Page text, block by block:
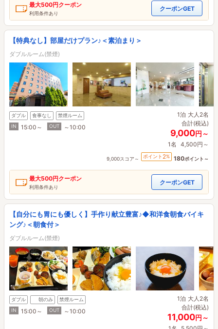
最大500円クーポン
利用条件あり
クーポンGET
【特典なし】部屋だけプラン♪＜素泊まり＞
ダブルルーム(禁煙)
ダブル 食事なし
禁煙ルーム
IN
15:00～ OUT ～10:00
1泊 大人2名
合計(税込)
9,000円～
1名 4,500円～
9,000スコア～ ポイント 2% 180ポイント～
最大500円クーポン
利用条件あり
クーポンGET
【自分にも胃にも優しく】手作り献立豊富♪◆和洋食朝食バイキ
ング♪＜朝食付＞
ダブルルーム(禁煙)
ダブル 朝のみ
禁煙ルーム
IN
15:00～ OUT ～10:00
1泊 大人2名
合計(税込)
11,000円～